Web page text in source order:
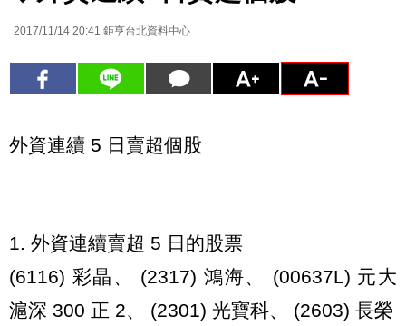
2017/11/14 20:41 鉅亨台北資料中心
外資連續 5 日賣超個股
1. 外資連續賣超 5 日的股票
(6116) 彩晶、 (2317) 鴻海、 (00637L) 元大
滬深 300 正 2、 (2301) 光寶科、 (2603) 長榮